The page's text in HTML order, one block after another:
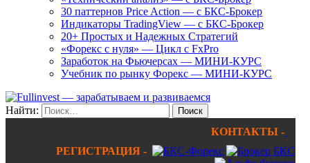
30 паттернов Price Action — с БКС-Брокер
Индикаторы TradingView — с БКС-Брокер
20+ Простых и Надежных Стратегий
«Форекс с нуля» — Цикл с FxPro
Заработок на Фьючерсах — МИНИ-КУРС
Учебник по рынку Форекс — МИНИ-КУРС
Найти:
КОНТАКТЫ -
РЕГИСТРАЦИЯ -